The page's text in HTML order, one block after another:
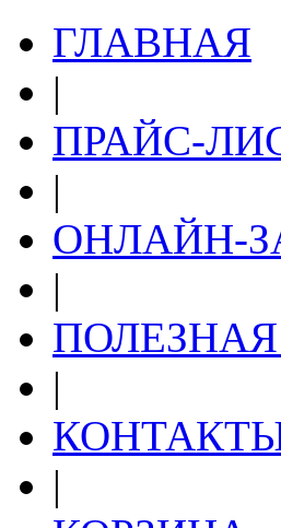
ГЛАВНАЯ
|
ПРАЙС-
|
ОНЛАЙН-
|
|
|